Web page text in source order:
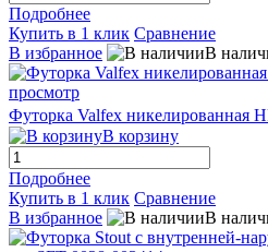
Подробнее
Купить в 1 клик Сравнение
В избранное
В
просмотр
Футорка Valfex никелированная
В корзину
Подробнее
Купить в 1 клик Сравнение
В избранное
В